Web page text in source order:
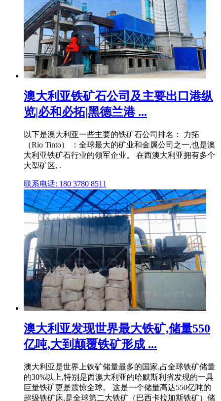
澳大利亚铁矿石公司及主要出口港纵
览|必和必拓|黑德兰港 ...
以下是澳大利亚一些主要的铁矿石公司排名： 力拓
（Rio Tinto） ：全球最大的矿业和金属公司之一,也是澳
大利亚铁矿石行业的领军企业。 在西澳大利亚拥有多个
大型矿区, .
联系电话: 180 3780 8511
澳大利亚发现世界最大铁矿,储量550
亿吨,大到颠覆铁矿形成 ...
澳大利亚是世界上铁矿储量最多的国家,占全球铁矿储量
的30%以上,特别是西澳大利亚的哈默斯利省发现的一具
巨量铁矿更是震惊全球。 这是一个储量高达550亿吨的
超级铁矿床,是全球第二大铁矿（巴西卡拉加斯铁矿）储